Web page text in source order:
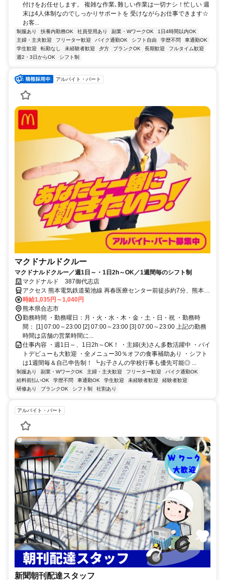
付けをお任せします。 複雑な作業､難しい作業は一切ナシ！忙しい 週
末は4人体制なのでしっかりサポートを 受けながらお仕事できます☆
お客...
制服あり 扶養内勤務OK 社員登用あり 副業・WワークOK
1日4時間以内OK
主婦・主夫歓迎
フリーター歓迎 バイク通勤OK シフト自由 学歴不問
車通勤OK
学生歓迎
転勤なし 未経験者歓迎 夕方 ブランクOK 長期歓迎
フルタイム歓迎
週2・3日からOK
シフト制
アルバイト・パート
マクドナルドクルー
マクドナルドクルー／週1日～・1日2h～OK／1週間毎のシフト制
マクドナルド 387御代志店
アクセス 熊本電気鉄道菊池線 再春医療センター前徒歩約7分、熊本電
気鉄道菊池線 御代志徒歩約7分、熊本電気鉄道菊池線 熊本高専前徒歩
約12分 再春医療センター前 [熊本電鉄本線] 熊本高専前 [熊本電鉄本線]
御代志 [熊本電鉄本線] 黒石 [熊本電鉄本線] 三ツ石 [熊本電鉄本線]
時給1,035円～1,040円
熊本県合志市
勤務時間 ・勤務曜日：月・火・水・木・金・土・日・祝 ・勤務時
間： [1] 07:00～23:00 [2] 07:00～23:00 [3] 07:00～23:00 上記の勤務
時間は店舗の営業時間に...
仕事内容 ・週1日～、1日2h～OK！ ・主婦(夫)さん多数活躍中 ・バイ
トデビューも大歓迎 ・全メニュー30％オフの食事補助あり ・シフト
は1週間毎＆自己申告制！ ┗お子さんの学校行事も優先可能◎ ...
制服あり 副業・WワークOK 主婦・主夫歓迎 フリーター歓迎
バイク通勤OK
給料前払いOK
学歴不問 車通勤OK 学生歓迎 未経験者歓迎
経験者歓迎
研修あり
ブランクOK シフト制 社割あり
アルバイト・パート
新聞朝刊配達スタッフ